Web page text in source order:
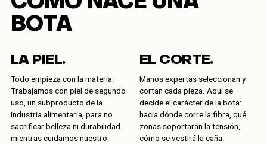
BOTA
LA PIEL.
Todo empieza con la materia.
Trabajamos con piel de segundo
uso, un subproducto de la
industria alimentaria, para no
sacrificar belleza ni durabilidad
mientras cuidamos nuestro
EL CORTE.
Manos expertas seleccionan y
cortan cada pieza. Aquí se
decide el carácter de la bota:
hacia dónde corre la fibra, qué
zonas soportarán la tensión,
cómo se vestirá la caña.